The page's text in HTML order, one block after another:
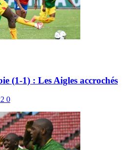
(1-1) : Les Aigles accrochés
0